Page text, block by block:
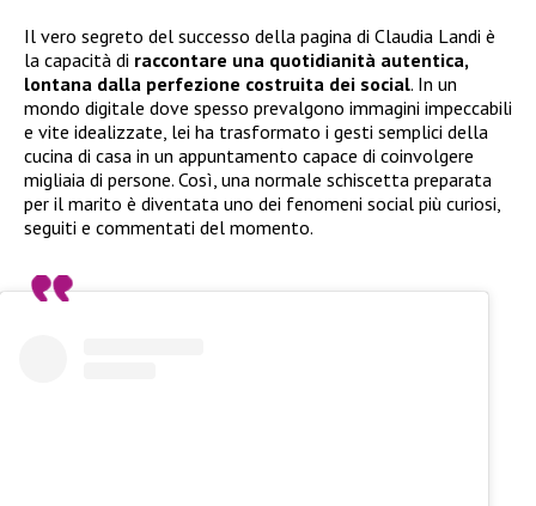
Il vero segreto del successo della pagina di Claudia Landi è
la capacità di raccontare una quotidianità autentica,
lontana dalla perfezione costruita dei social. In un
mondo digitale dove spesso prevalgono immagini impeccabili
e vite idealizzate, lei ha trasformato i gesti semplici della
cucina di casa in un appuntamento capace di coinvolgere
migliaia di persone. Così, una normale schiscetta preparata
per il marito è diventata uno dei fenomeni social più curiosi,
seguiti e commentati del momento.